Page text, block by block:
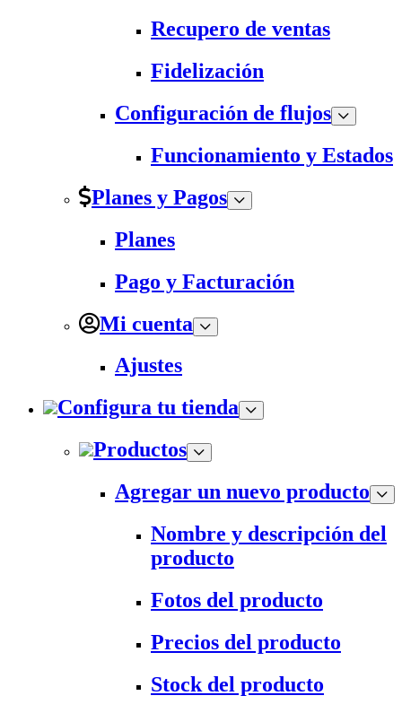
Recupero de ventas
Fidelización
Configuración de flujos
Funcionamiento y Estados
Planes y Pagos
Planes
Pago y Facturación
Mi cuenta
Ajustes
Configura tu tienda
Productos
Agregar un nuevo producto
Nombre y descripción del
producto
Fotos del producto
Precios del producto
Stock del producto